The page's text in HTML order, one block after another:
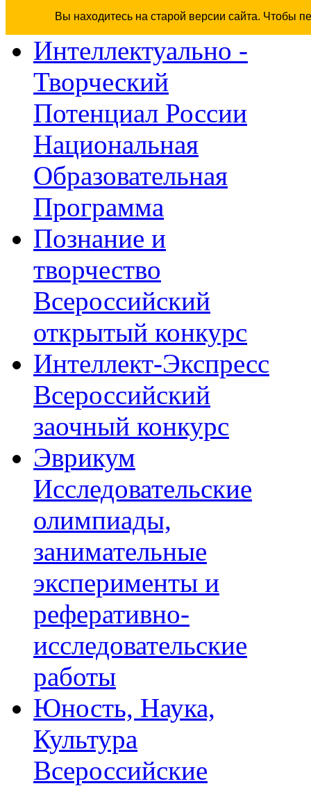
Вы находитесь на старой версии сайта. Чтобы
Интеллектуально -
Творческий
Потенциал России
Национальная
Образовательная
Программа
Познание и
творчество
Всероссийский
открытый конкурс
Интеллект-Экспресс
Всероссийский
заочный конкурс
Эврикум
Исследовательские
олимпиады,
занимательные
эксперименты и
реферативно-
исследовательские
работы
Юность, Наука,
Культура
Всероссийские